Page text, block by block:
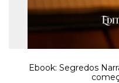
Ebook: Segredos